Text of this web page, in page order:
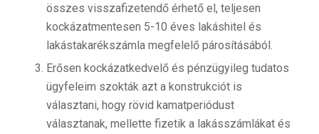
összes visszafizetendő érhető el, teljesen
kockázatmentesen 5-10 éves lakáshitel és
lakástakarékszámla megfelelő párosításából.
Erősen kockázatkedvelő és pénzügyileg tudatos
ügyfeleim szokták azt a konstrukciót is
választani, hogy rövid kamatperiódust
választanak, mellette fizetik a lakásszámlákat és